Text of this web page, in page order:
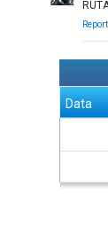
Report
Data